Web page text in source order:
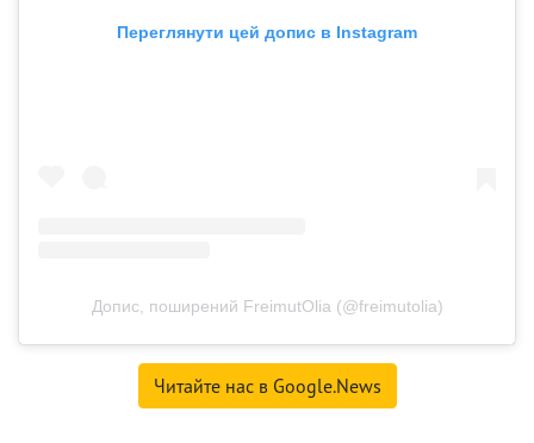
Переглянути цей допис в Instagram
Допис, поширений FreimutOlia (@freimutolia)
Читайте нас в Google.News